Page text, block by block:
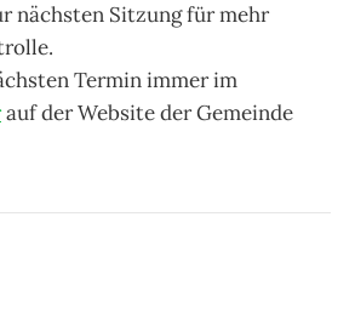
nächsten Sitzung für mehr
Termin immer im
auf der Website der Gemeinde